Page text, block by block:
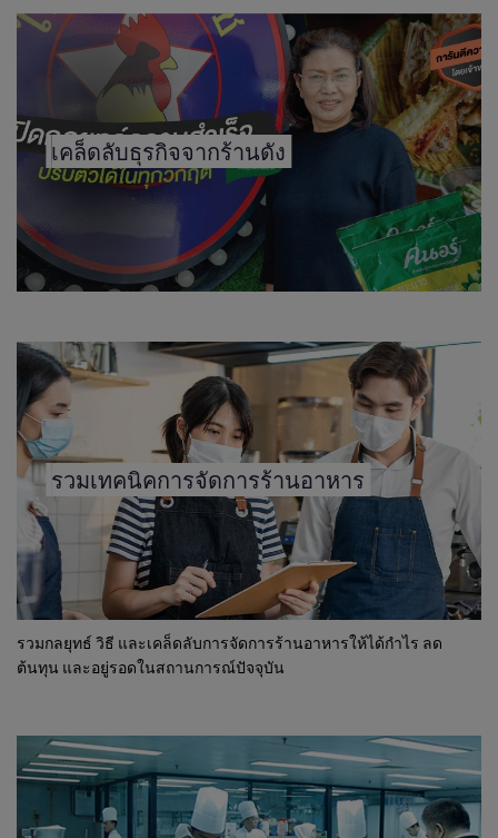
เคล็ดลับธุรกิจจากร้านดัง
รวมเทคนิคการจัดการร้านอาหาร
รวมกลยุทธ์ วิธี และเคล็ดลับการจัดการร้านอาหารให้ได้กำไร ลด
ต้นทุน และอยู่รอดในสถานการณ์ปัจจุบัน